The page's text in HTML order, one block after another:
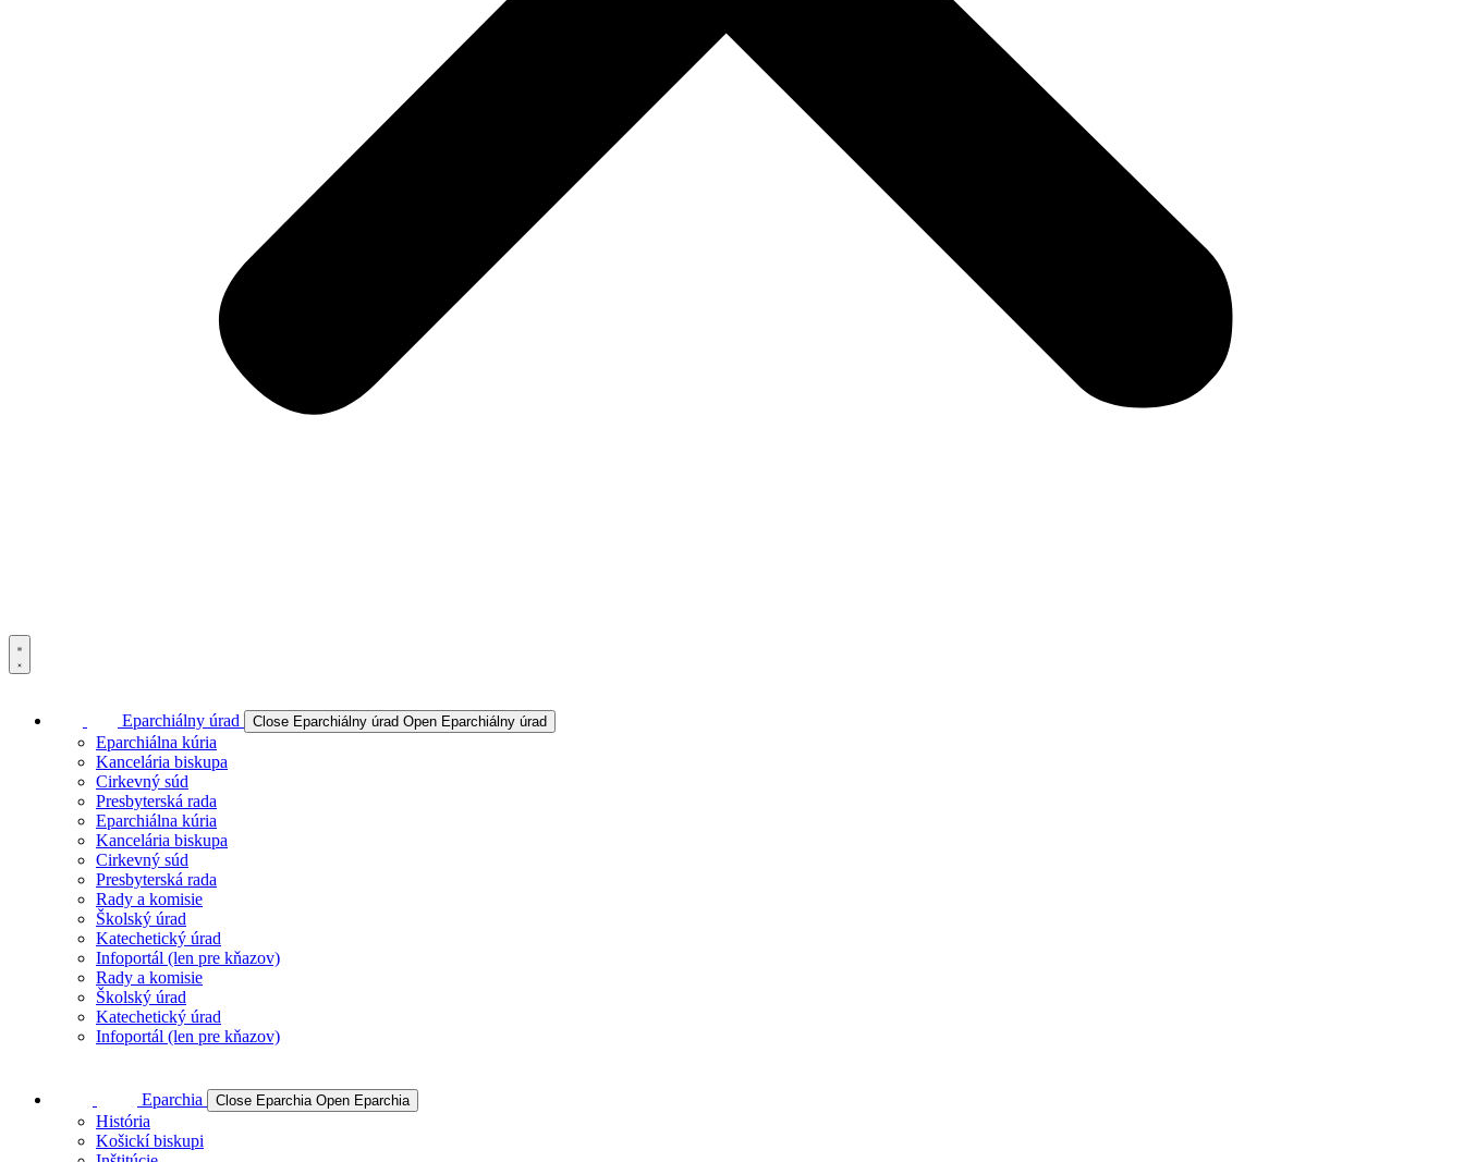
Eparchiálny úrad Close Eparchiálny úrad Open Eparchiálny úrad
Eparchiálna kúria
Kancelária biskupa
Cirkevný súd
Presbyterská rada
Eparchiálna kúria
Kancelária biskupa
Cirkevný súd
Presbyterská rada
Rady a komisie
Školský úrad
Katechetický úrad
Infoportál (len pre kňazov)
Rady a komisie
Školský úrad
Katechetický úrad
Infoportál (len pre kňazov)
Eparchia Close Eparchia Open Eparchia
História
Košickí biskupi